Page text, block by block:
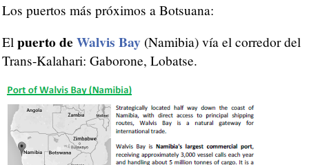
Los puertos más próximos a Botsuana:
El puerto de Walvis Bay (Namibia) vía el corredor del
Trans-Kalahari: Gaborone, Lobatse.